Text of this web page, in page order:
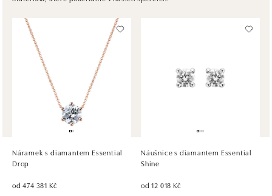
HALADA OC Avion, Bratislava
Ivanská cesta 16, 821 04 Bratislava
tel.: +421 917 090 372
dnes otevřeno od 10:00
HALADA OC Eurovea, Bratislava
Pribinova 8, 811 09 Bratislava
dnes otevřeno od 10:00
Náramek s diamantem Essential
Drop
od 474 381 Kč
Náušnice s diamantem Essential
Shine
od 12 018 Kč